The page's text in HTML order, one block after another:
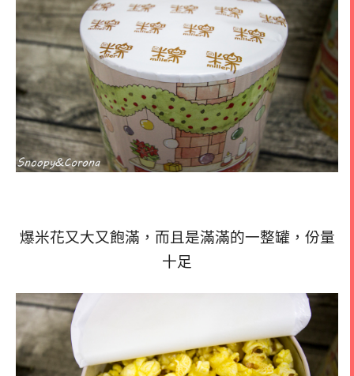
爆米花又大又飽滿，而且是滿滿的一整罐，份量
十足